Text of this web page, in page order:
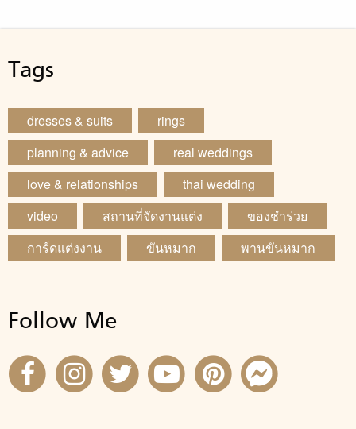
Tags
dresses & suits
rings
planning & advice
real weddings
love & relationships
thai wedding
video
สถานที่จัดงานแต่ง
ของชำร่วย
การ์ดแต่งงาน
ขันหมาก พานขันหมาก
Follow Me